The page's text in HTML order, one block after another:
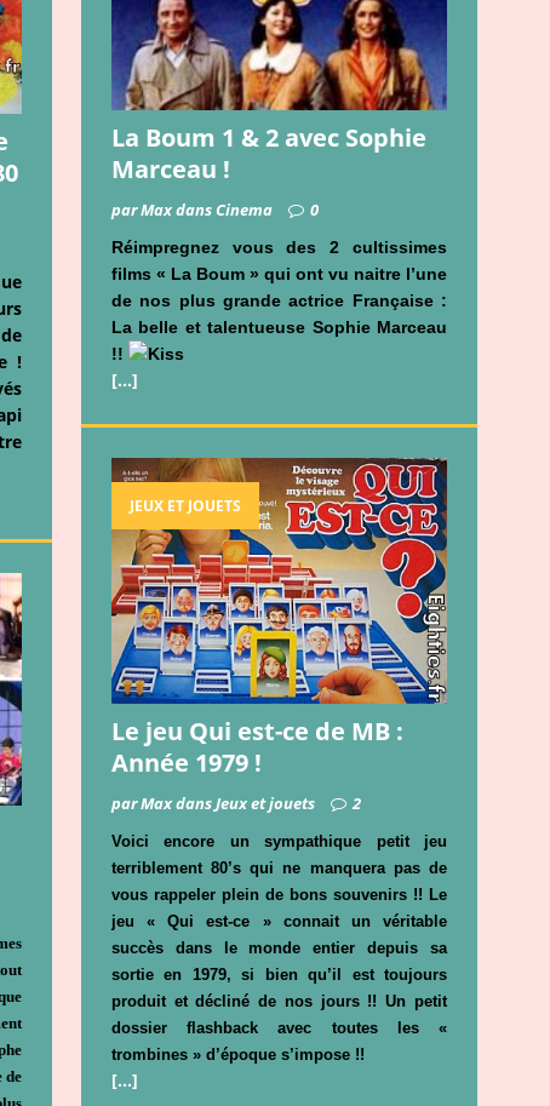
!
de
La Boum 1 & 2 avec Sophie
Marceau !
par Max dans Cinema 0
Réimpregnez vous des 2 cultissimes
films « La Boum » qui ont vu naitre l’une
de nos plus grande actrice Française :
La belle et talentueuse Sophie Marceau
!!
[…]
JEUX ET JOUETS
Le jeu Qui est-ce de MB :
Année 1979 !
par Max dans Jeux et jouets 2
Voici encore un sympathique petit jeu
terriblement 80’s qui ne manquera pas de
vous rappeler plein de bons souvenirs !! Le
jeu « Qui est-ce » connait un véritable
succès dans le monde entier depuis sa
sortie en 1979, si bien qu’il est toujours
produit et décliné de nos jours !! Un petit
dossier flashback avec toutes les «
trombines » d’époque s’impose !!
[…]